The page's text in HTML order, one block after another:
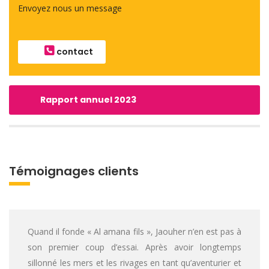
Envoyez nous un message
contact
Rapport annuel 2023
Témoignages clients
Quand il fonde « Al amana fils », Jaouher n’en est pas à
son premier coup d’essai. Après avoir longtemps
sillonné les mers et les rivages en tant qu’aventurier et